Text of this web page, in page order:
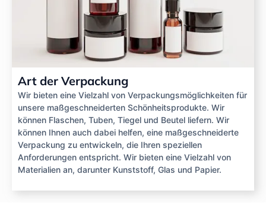
Art der Verpackung
Wir bieten eine Vielzahl von Verpackungsmöglichkeiten für
unsere maßgeschneiderten Schönheitsprodukte. Wir
können Flaschen, Tuben, Tiegel und Beutel liefern. Wir
können Ihnen auch dabei helfen, eine maßgeschneiderte
Verpackung zu entwickeln, die Ihren speziellen
Anforderungen entspricht. Wir bieten eine Vielzahl von
Materialien an, darunter Kunststoff, Glas und Papier.